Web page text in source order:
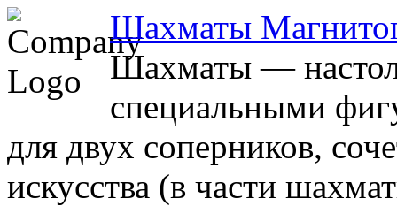
Шахматы
Шахматы —
специальными
для двух соперников,
искусства (в части